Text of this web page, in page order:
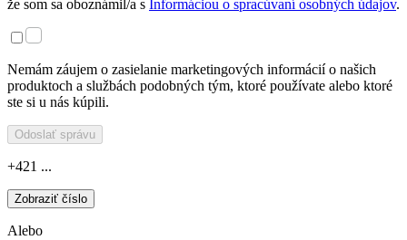
že som sa oboznámil/a s Informáciou o spracúvaní osobných údajov.
Nemám záujem o zasielanie marketingových informácií o našich
produktoch a službách podobných tým, ktoré používate alebo ktoré
ste si u nás kúpili.
Odoslať správu
+421 ...
Zobraziť číslo
Alebo